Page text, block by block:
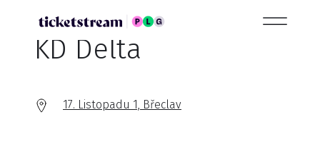
KD Delta
17. Listopadu 1, Břeclav